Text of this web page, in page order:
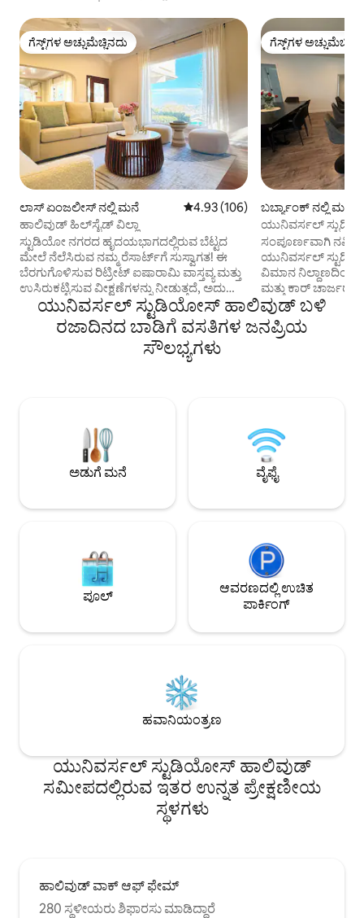
ಗೆಸ್ಟ್‌ಗಳ ಅಚ್ಚುಮೆಚ್ಚಿನದು
ಗೆಸ್ಟ್‌ಗಳ ಅಚ್ಚುಮೆಚ್ಚಿನದು
ಲಾಸ್ ಏಂಜಲೀಸ್ ನಲ್ಲಿ ಮನೆ 5 ರಲ್ಲಿ 4.93 ಸರಾಸರಿ ರೇಟಿಂಗ್, 106
4.93 (106)
ಹಾಲಿವುಡ್ ಹಿಲ್‌ಸೈಡ್ ವಿಲ್ಲಾ
ಸ್ಟುಡಿಯೋ ನಗರದ ಹೃದಯಭಾಗದಲ್ಲಿರುವ ಬೆಟ್ಟದ
ಮೇಲೆ ನೆಲೆಸಿರುವ ನಮ್ಮ ರೆಸಾರ್ಟ್‌ಗೆ ಸುಸ್ವಾಗತ! ಈ
ಬೆರಗುಗೊಳಿಸುವ ರಿಟ್ರೀಟ್ ಐಷಾರಾಮಿ ವಾಸ್ತವ್ಯ ಮತ್ತು
ಉಸಿರುಕಟ್ಟಿಸುವ ವೀಕ್ಷಣೆಗಳನ್ನು ನೀಡುತ್ತದೆ, ಅದು
ನಿಮ್ಮನ್ನು ವಿಸ್ಮಯಗೊಳಿಸುತ್ತದೆ. ಯೂನಿವರ್ಸಲ್
ಸ್ಟುಡಿಯೋಸ್‌ನಿಂದ ಕೇವಲ 1.5 ಮೈಲುಗಳಷ್ಟು
ದೂರದಲ್ಲಿರುವ ನಮ್ಮ ಪ್ರಧಾನ ಸ್ಥಳವು
ಗ್ಲಾಮರ್‌ನೊಂದಿಗೆ ಅನುಕೂಲತೆಯನ್ನು
ಸಂಯೋಜಿಸುತ್ತದೆ. ಲಗತ್ತಿಸಲಾದ ಗ್ಯಾರೇಜ್
ಪಾರ್ಕ್ ಸಾಹಸಗಳಿಗಾಗಿ ಅಥವಾ ಶಾಂತಿಯುತ
ರಿಟ್ರೀಟ್‌ಗಾಗಿ ಇಲ್ಲಿಯೇ ಇದ್ದರೂ, ನಮ್ಮ ವಾಸ್ತುಶಿಲ್ಪದ
ರತ್ನವು ಮರೆಯಲಾಗದ ಅನುಭವವನ್ನು ನೀಡುತ್ತದೆ.
ಗೆಸ್ಟ್‌ಗಳ
ಗೆಸ್ಟ್‌ಗಳ
ಬರ್ಬ್ಯಾಂಕ್ ನಲ್ಲಿ ಮನೆ
ಯುನಿವರ್ಸಲ್
ನಿಲ್ದಾಣದ ಬಳಿ
ಸಂಪೂರ್ಣವಾಗಿ
ಯುನಿವರ್ಸಲ್
ವಿಮಾನ ನಿಲ್ದಾಣದಿಂದ 2
ಮತ್ತು ಕಾರ್ ಚಾರ್ಜರ್
ಕವರ್ಡ್ ಸ್ಥಳಗಳು! ವಾರ್ನರ್ ಬ್ರದರ್ಸ್ ಮತ್ತು ಡಿಸ್ನಿ
ಸ್ಟುಡಿಯೋಗಳಿಂದ ನಡಿಗೆ
ಪ್ರದೇಶ! **ಸಾಕುಪ್ರಾಣಿಗಳು ಉಚಿತವಾಗಿ
ಸೆಂಟ್ರಲ್ A/C.
ಪರದೆಗಳು
ಯುನಿವರ್ಸಲ್ ಸ್ಟುಡಿಯೋಸ್ ಹಾಲಿವುಡ್ ಬಳಿ
ರಜಾದಿನದ ಬಾಡಿಗೆ ವಸತಿಗಳ ಜನಪ್ರಿಯ
ಸೌಲಭ್ಯಗಳು
ಅಡುಗೆ ಮನೆ ವೈಫೈ
ಪೂಲ್
ಆವರಣದಲ್ಲಿ ಉಚಿತ
ಪಾರ್ಕಿಂಗ್
ಹವಾನಿಯಂತ್ರಣ
ಯುನಿವರ್ಸಲ್ ಸ್ಟುಡಿಯೋಸ್ ಹಾಲಿವುಡ್
ಸಮೀಪದಲ್ಲಿರುವ ಇತರ ಉನ್ನತ ಪ್ರೇಕ್ಷಣೀಯ
ಸ್ಥಳಗಳು
ಹಾಲಿವುಡ್ ವಾಕ್ ಆಫ್ ಫೇಮ್
280 ಸ್ಥಳೀಯರು ಶಿಫಾರಸು ಮಾಡಿದ್ದಾರೆ